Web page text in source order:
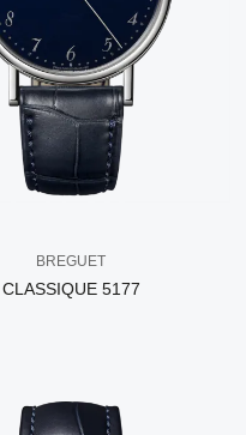
BREGUET
CLASSIQUE 5177